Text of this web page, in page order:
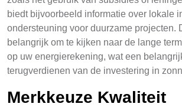
biedt bijvoorbeeld informatie over lokale
ondersteuning voor duurzame projecten.
belangrijk om te kijken naar de lange
op uw energierekening, wat een
terugverdienen van de investering in
Merkkeuze Kwaliteit